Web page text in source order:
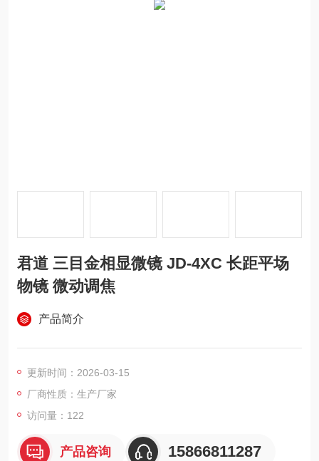
君道 三目金相显微镜 JD-4XC 长距平场
物镜 微动调焦
产品简介
更新时间：2026-03-15
厂商性质：生产厂家
访问量：122
产品咨询 15866811287